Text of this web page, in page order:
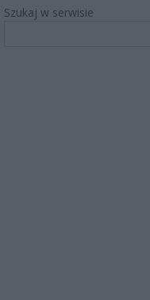
Szukaj w serwisie